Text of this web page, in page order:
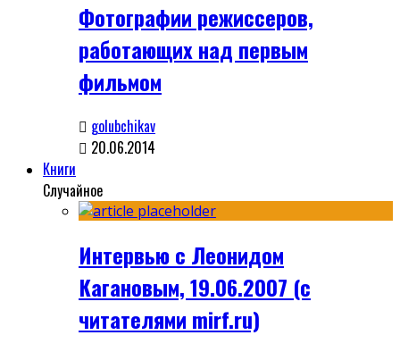
Фотографии режиссеров,
работающих над первым
фильмом
golubchikav
20.06.2014
Книги
Случайное
Интервью с Леонидом
Кагановым, 19.06.2007 (с
читателями mirf.ru)